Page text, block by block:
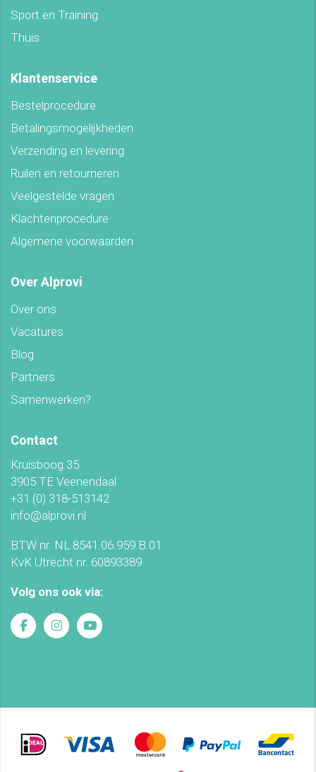
Sport en Training
Thuis
Klantenservice
Bestelprocedure
Betalingsmogelijkheden
Verzending en levering
Ruilen en retourneren
Veelgestelde vragen
Klachtenprocedure
Algemene voorwaarden
Over Alprovi
Over ons
Vacatures
Blog
Partners
Samenwerken?
Contact
Kruisboog 35
3905 TE Veenendaal
+31 (0) 318-513142
info@alprovi.nl
BTW nr. NL 8541.06.959.B.01
KvK Utrecht nr. 60893389
Volg ons ook via: